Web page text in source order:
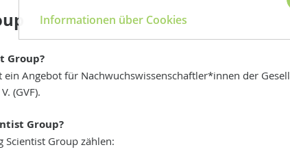
Informationen über Cookies
Group?
ein Angebot für Nachwuchswissenschaftler*innen der
(GVF).
Group?
Scientist Group zählen: